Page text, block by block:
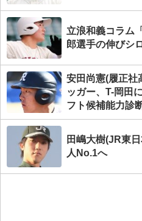
立浪和義コラム
郎選手の伸びシロ
安田尚憲(履正社
ッガー、T-岡田
フト候補能力診
田嶋大樹(JR東
人No.1へ